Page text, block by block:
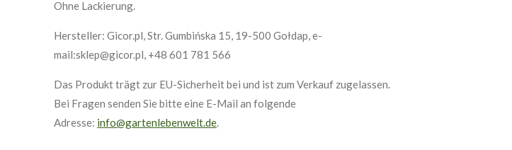
Ohne Lackierung.
Hersteller: Gicor.pl, Str. Gumbińska 15, 19-500 Gołdap, e-
mail:sklep@gicor.pl, +48 601 781 566
Das Produkt trägt zur EU-Sicherheit bei und ist zum Verkauf zugelassen.
Bei Fragen senden Sie bitte eine E-Mail an folgende
Adresse: info@gartenlebenwelt.de.